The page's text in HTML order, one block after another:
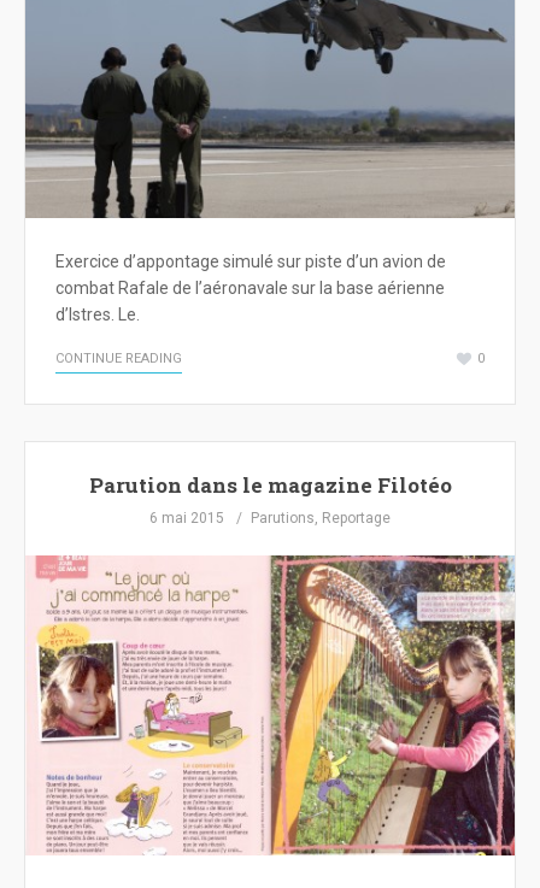
Exercice d’appontage simulé sur piste d’un avion de
combat Rafale de l’aéronavale sur la base aérienne
d’Istres. Le.
CONTINUE READING 0
Parution dans le magazine Filotéo
6 mai 2015 Parutions, Reportage